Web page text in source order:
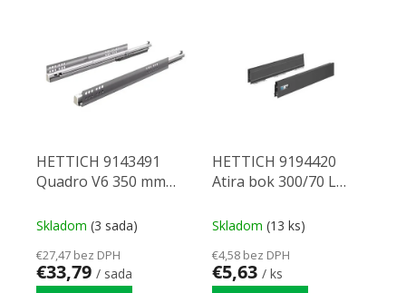
HETTICH 9143491
Quadro V6 350 mm
Skladom (3 sada)
€27,47 bez DPH
€33,79 / sada
HETTICH 9194420
Atira bok 300/70 L
Skladom (13 ks)
€4,58 bez DPH
€5,63 / ks